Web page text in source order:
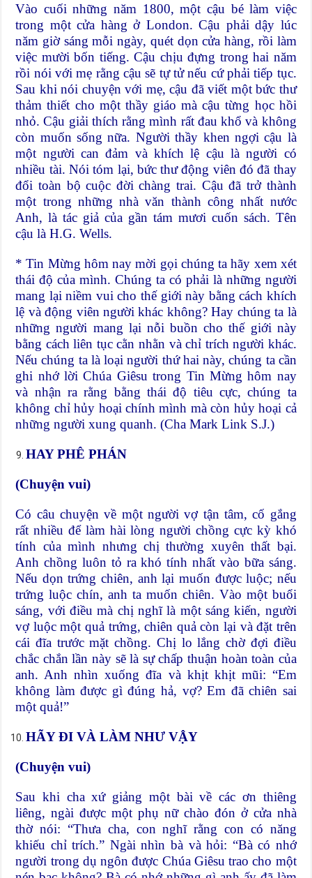
Vào cuối những năm 1800, một cậu bé làm việc
trong một cửa hàng ở London. Cậu phải dậy lúc
năm giờ sáng mỗi ngày, quét dọn cửa hàng, rồi làm
việc mười bốn tiếng. Cậu chịu đựng trong hai năm
rồi nói với mẹ rằng cậu sẽ tự tử nếu cứ phải tiếp tục.
Sau khi nói chuyện với mẹ, cậu đã viết một bức thư
thảm thiết cho một thầy giáo mà cậu từng học hồi
nhỏ. Cậu giải thích rằng mình rất đau khổ và không
còn muốn sống nữa. Người thầy khen ngợi cậu là
một người can đảm và khích lệ cậu là người có
nhiều tài. Nói tóm lại, bức thư động viên đó đã thay
đổi toàn bộ cuộc đời chàng trai. Cậu đã trở thành
một trong những nhà văn thành công nhất nước
Anh, là tác giả của gần tám mươi cuốn sách. Tên
cậu là H.G. Wells.
* Tin Mừng hôm nay mời gọi chúng ta hãy xem xét
thái độ của mình. Chúng ta có phải là những người
mang lại niềm vui cho thế giới này bằng cách khích
lệ và động viên người khác không? Hay chúng ta là
những người mang lại nỗi buồn cho thế giới này
bằng cách liên tục cằn nhằn và chỉ trích người khác.
Nếu chúng ta là loại người thứ hai này, chúng ta cần
ghi nhớ lời Chúa Giêsu trong Tin Mừng hôm nay
và nhận ra rằng bằng thái độ tiêu cực, chúng ta
không chỉ hủy hoại chính mình mà còn hủy hoại cả
những người xung quanh. (Cha Mark Link S.J.)
HAY PHÊ PHÁN
(Chuyện vui)
Có câu chuyện về một người vợ tận tâm, cố gắng
rất nhiều để làm hài lòng người chồng cực kỳ khó
tính của mình nhưng chị thường xuyên thất bại.
Anh chồng luôn tỏ ra khó tính nhất vào bữa sáng.
Nếu dọn trứng chiên, anh lại muốn được luộc; nếu
trứng luộc chín, anh ta muốn chiên. Vào một buổi
sáng, với điều mà chị nghĩ là một sáng kiến, người
vợ luộc một quả trứng, chiên quả còn lại và đặt trên
cái đĩa trước mặt chồng. Chị lo lắng chờ đợi điều
chắc chắn lần này sẽ là sự chấp thuận hoàn toàn của
anh. Anh nhìn xuống đĩa và khịt khịt mũi: “Em
không làm được gì đúng hả, vợ? Em đã chiên sai
một quả!”
HÃY ĐI VÀ LÀM NHƯ VẬY
(Chuyện vui)
Sau khi cha xứ giảng một bài về các ơn thiêng
liêng, ngài được một phụ nữ chào đón ở cửa nhà
thờ nói: “Thưa cha, con nghĩ rằng con có năng
khiếu chỉ trích.” Ngài nhìn bà và hỏi: “Bà có nhớ
người trong dụ ngôn được Chúa Giêsu trao cho một